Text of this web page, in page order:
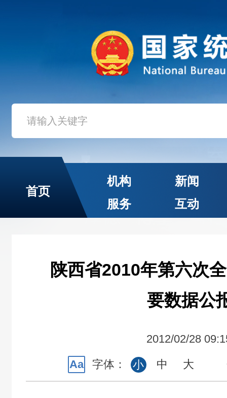
首页
机构
新闻
服务
互动
陕西省2010年第六次
要数据公
2012/02/28
Aa
字体： 小 中 大